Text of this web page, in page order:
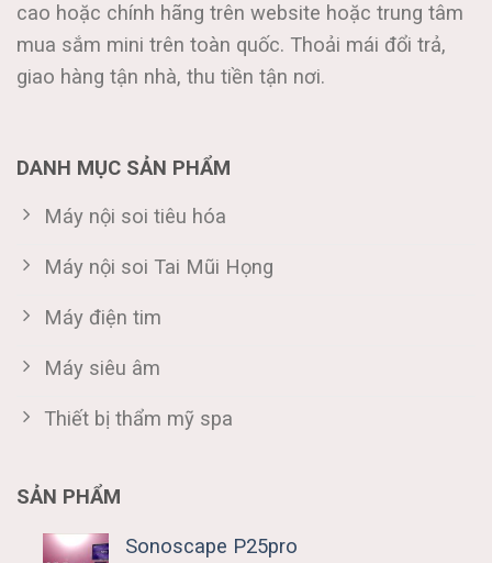
cao hoặc chính hãng trên website hoặc trung tâm
mua sắm mini trên toàn quốc. Thoải mái đổi trả,
giao hàng tận nhà, thu tiền tận nơi.
DANH MỤC SẢN PHẨM
Máy nội soi tiêu hóa
Máy nội soi Tai Mũi Họng
Máy điện tim
Máy siêu âm
Thiết bị thẩm mỹ spa
SẢN PHẨM
Sonoscape P25pro